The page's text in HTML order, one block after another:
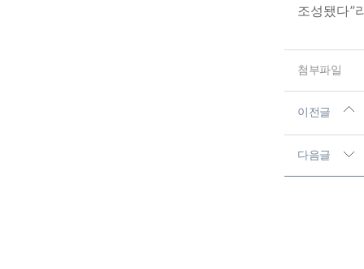
조성됐다”
첨부파일
이전글
다음글